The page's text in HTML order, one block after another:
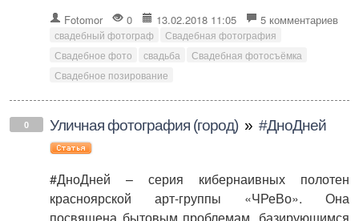
Fotomor 0 13.02.2018 11:05 5 комментариев
свадебный фотограф
Свадебная фотография
Свадебное фото
свадьба
Свадебная фотосъёмка
Свадебное позирование
0 Уличная фотография (город) » #ДноДней
#ДноДней – серия кибернаивных полотен
красноярской арт-группы «ЧРеВо». Она